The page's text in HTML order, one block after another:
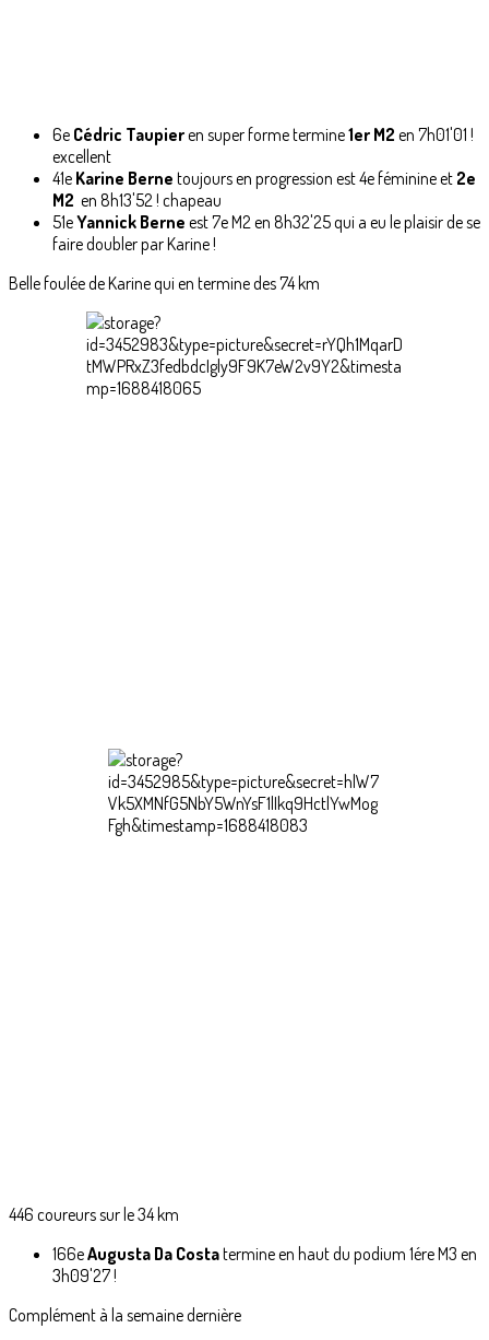
6e Cédric Taupieren super forme termine1er M2 en 7h01'01 !
excellent
41e Karine Berne toujours en progression est 4e féminine et 2e
M2 en 8h13'52 ! chapeau
51eYannick Berne est 7e M2 en 8h32'25 qui a eu le plaisir de se
faire doubler par Karine !
Belle foulée de Karine qui en termine des 74 km
446 coureurs sur le 34 km
166eAugusta Da Costatermine en haut du podium 1ére M3 en
3h09'27 !
Complément à la semaine dernière